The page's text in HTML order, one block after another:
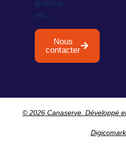
graisse,
etc…
Nous
contacter
© 2026 Canaserve. Développé